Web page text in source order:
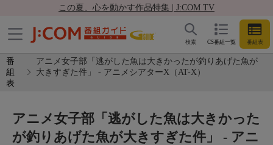
この夏、心を動かす作品特集 | J:COM TV
CS番組一覧 番組表
検索
番
組
表
アニメ女子部「逃がした魚は大きかったが釣りあげた魚が
大きすぎた件」 - アニメシアターX（AT-X）
アニメ女子部「逃がした魚は大きかった
が釣りあげた魚が大きすぎた件」 - アニ